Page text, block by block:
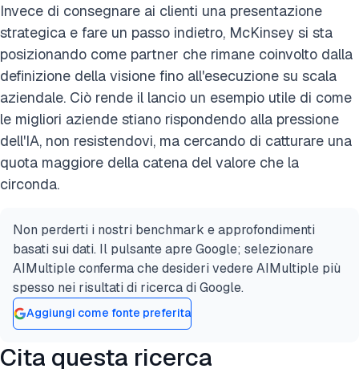
Invece di consegnare ai clienti una presentazione
strategica e fare un passo indietro, McKinsey si sta
posizionando come partner che rimane coinvolto dalla
definizione della visione fino all'esecuzione su scala
aziendale. Ciò rende il lancio un esempio utile di come
le migliori aziende stiano rispondendo alla pressione
dell'IA, non resistendovi, ma cercando di catturare una
quota maggiore della catena del valore che la
circonda.
Non perderti i nostri benchmark e approfondimenti
basati sui dati. Il pulsante apre Google; selezionare
AIMultiple conferma che desideri vedere AIMultiple più
spesso nei risultati di ricerca di Google.
Aggiungi come fonte preferita
Cita questa ricerca